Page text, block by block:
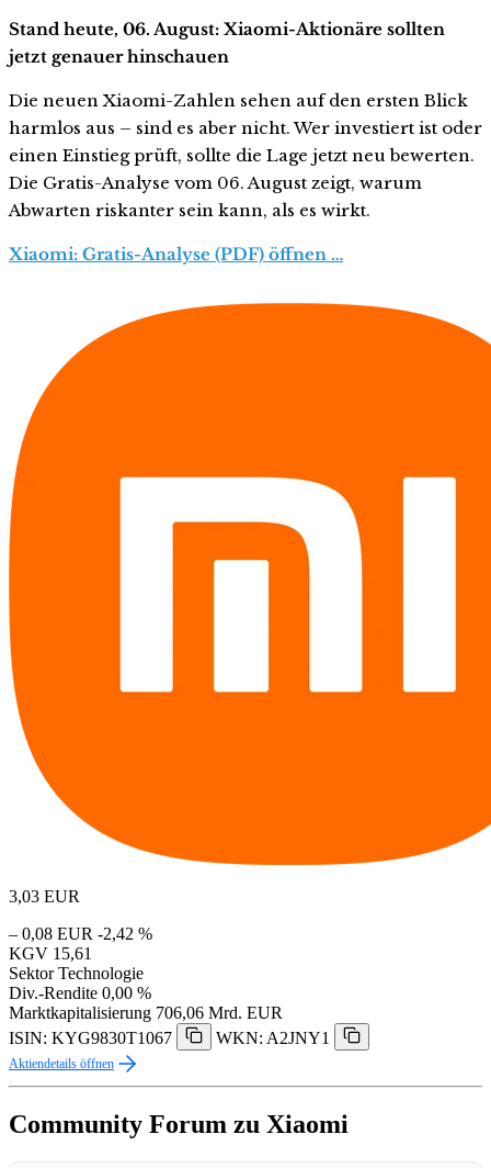
Stand heute, 06. August: Xiaomi-Aktionäre sollten
jetzt genauer hinschauen
Die neuen Xiaomi-Zahlen sehen auf den ersten Blick
harmlos aus – sind es aber nicht. Wer investiert ist oder
einen Einstieg prüft, sollte die Lage jetzt neu bewerten.
Die Gratis-Analyse vom 06. August zeigt, warum
Abwarten riskanter sein kann, als es wirkt.
Xiaomi: Gratis-Analyse (PDF) öffnen …
3,03 EUR
– 0,08 EUR -2,42 %
KGV 15,61
Sektor Technologie
Div.-Rendite 0,00 %
Marktkapitalisierung 706,06 Mrd. EUR
ISIN: KYG9830T1067
WKN: A2JNY1
Aktiendetails öffnen
Community Forum zu Xiaomi